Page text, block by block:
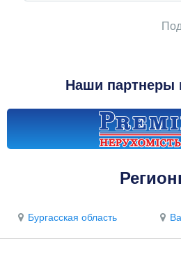
Наши партнеры
Бургасская область